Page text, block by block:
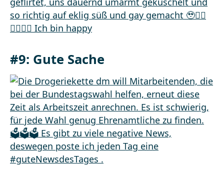
#9: Gute Sache